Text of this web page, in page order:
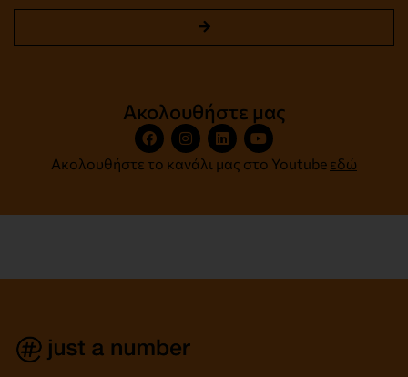
Ακολουθήστε μας
Ακολουθήστε το κανάλι μας στο Youtube εδώ